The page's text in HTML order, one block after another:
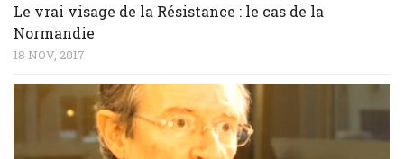
Le vrai visage de la Résistance : le cas de la
Normandie
18 NOV, 2017